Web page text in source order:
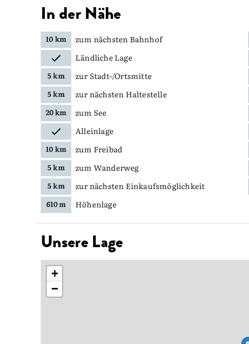
In der Nähe
10 km zum nächsten Bahnhof
Ländliche Lage
5 km zur Stadt-/Ortsmitte
5 km zur nächsten Haltestelle
20 km zum See
Alleinlage
10 km zum Freibad
5 km zum Wanderweg
5 km zur nächsten Einkaufsmöglichkeit
610 m Höhenlage
Unsere Lage
+
−